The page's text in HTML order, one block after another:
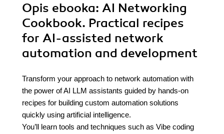
Opis ebooka: AI Networking
Cookbook. Practical recipes
for AI-assisted network
automation and development
Transform your approach to network automation with
the power of AI LLM assistants guided by hands-on
recipes for building custom automation solutions
quickly using artificial intelligence.
You’ll learn tools and techniques such as Vibe coding